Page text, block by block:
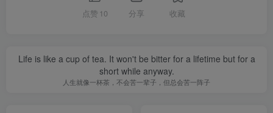
点赞 10 分享 收藏
Life is like a cup of tea. It won't be bitter for a lifetime but for a
short while anyway.
人生就像一杯茶，不会苦一辈子，但总会苦一阵子